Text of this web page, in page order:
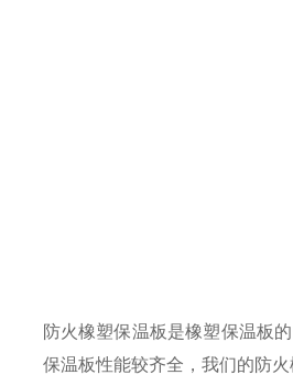
防火橡塑保温板是橡塑保温板
保温板性能较齐全，我们的防